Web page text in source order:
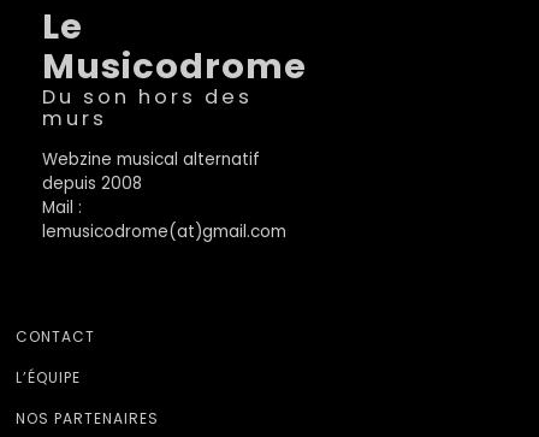
Le
Musicodrome
Du son hors des
murs
Webzine musical alternatif
depuis 2008
Mail :
lemusicodrome(at)gmail.com
CONTACT
L’ÉQUIPE
NOS PARTENAIRES